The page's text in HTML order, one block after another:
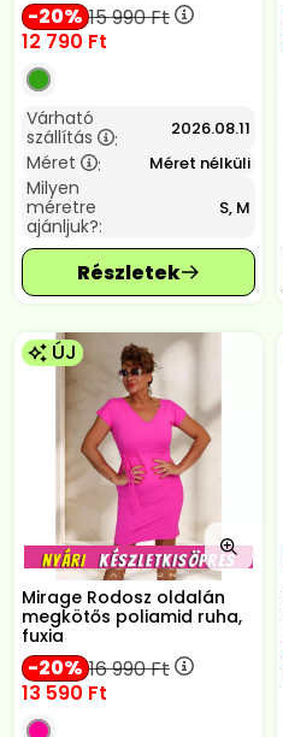
20 15 990Ft
12 790 Ft
Várható
szállítás
: 2026.08.11
Méret : Méret nélküli
Milyen
méretre
ajánljuk?:
S, M
ÚJ
Mirage Rodosz oldalán
megkötős poliamid ruha,
fuxia
20 16 990Ft
13 590 Ft